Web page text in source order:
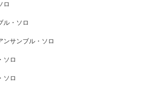
ロ
ル・ソロ
ンサンブル・ソロ
ソロ
ソロ